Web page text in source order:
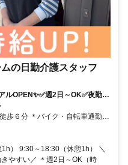
の日勤介護スタッフ
ルOPEN✨✅週2日～OK✅夜勤な
） 9:30～18:30（休憩1h） ＼
やすい／ ＊週2日～OK（時